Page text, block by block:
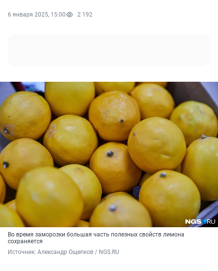
6 января 2025, 15:00 2 192
Во время заморозки большая часть полезных свойств лимона
сохраняется
Источник: Александр Ощепков / NGS.RU